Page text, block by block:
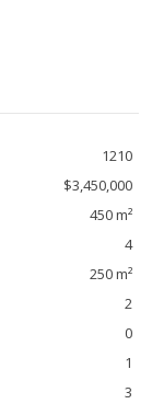
1210
$3,450,000
450 m²
4
250 m²
2
0
1
3